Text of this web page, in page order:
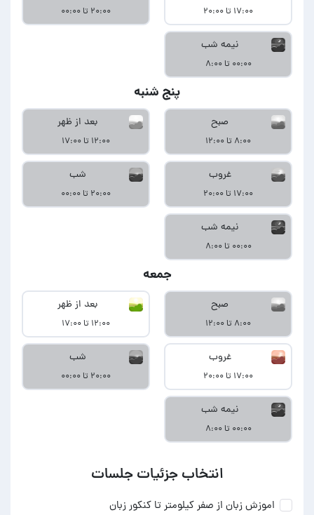
۱۷:۰۰ تا ۲۰:۰۰ ۲۰:۰۰ تا ۰۰:۰۰
نیمه شب
۰۰:۰۰ تا ۸:۰۰
پنج شنبه
صبح
۸:۰۰ تا ۱۲:۰۰
بعد از ظهر
۱۲:۰۰ تا ۱۷:۰۰
غروب
۱۷:۰۰ تا ۲۰:۰۰
شب
۲۰:۰۰ تا ۰۰:۰۰
نیمه شب
۰۰:۰۰ تا ۸:۰۰
جمعه
صبح
۸:۰۰ تا ۱۲:۰۰
بعد از ظهر
۱۲:۰۰ تا ۱۷:۰۰
غروب
۱۷:۰۰ تا ۲۰:۰۰
شب
۲۰:۰۰ تا ۰۰:۰۰
نیمه شب
۰۰:۰۰ تا ۸:۰۰
انتخاب جزئیات جلسات
اموزش زبان از صفر کیلومتر تا کنکور زبان